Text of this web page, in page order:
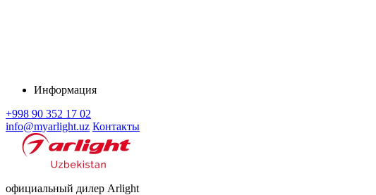
Информация
+998 90 352 17 02
info@myarlight.uz Контакты
официальный дилер Arlight